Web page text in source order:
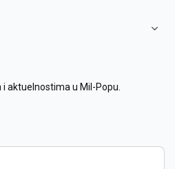
aktuelnostima u Mil-Popu.